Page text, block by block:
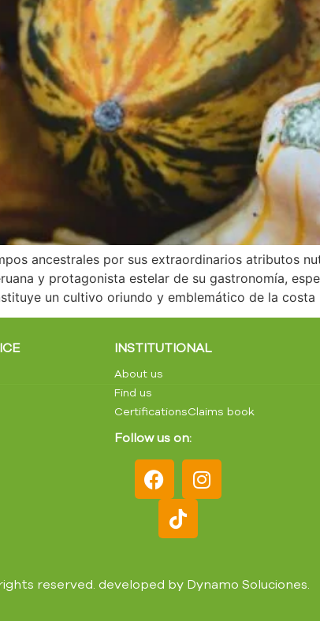
ancestrales por sus extraordinarios atributos
y protagonista estelar de su gastronomía,
un cultivo oriundo y emblemático de la
INSTITUTIONAL
About us
Find us
CertificationsClaims book
Follow us on:
reserved. developed by Dynamo Soluciones